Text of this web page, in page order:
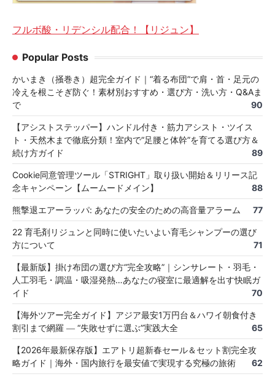
フルボ酸・リデンシル配合！【リジュン】
Popular Posts
かいまき（掻巻き）超完全ガイド｜“着る布団”で肩・首・足元の
冷えを根こそぎ防ぐ！素材別おすすめ・選び方・洗い方・Q&Aま
で
90
【アシストステッパー】ハンドル付き・筋力アシスト・ツイス
ト・天然木まで徹底分類！室内で“足腰と体幹”を育てる選び方＆
続け方ガイド
89
Cookie同意管理ツール「STRIGHT」取り扱い開始＆リリース記
念キャンペーン【ムームードメイン】
88
熊撃退エアーラッパ: あなたの安全のための高音量アラーム 77
22 育毛剤リジュンと同時に使いたいよい育毛シャンプーの選び
方について
71
【最新版】掛け布団の選び方“完全攻略”｜シンサレート・羽毛・
人工羽毛・調温・吸湿発熱…あなたの寝室に最適解を出す快眠ガ
イド
70
【海外ツアー完全ガイド】アジア最安1万円台＆ハワイ朝食付き
割引まで網羅 ― “失敗せずに選ぶ”実践大全
65
【2026年最新保存版】エアトリ超新春セール＆セット割完全攻
略ガイド｜海外・国内旅行を最安値で実現する究極の旅術
62